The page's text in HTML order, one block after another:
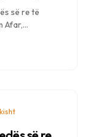
së re të
Afar,